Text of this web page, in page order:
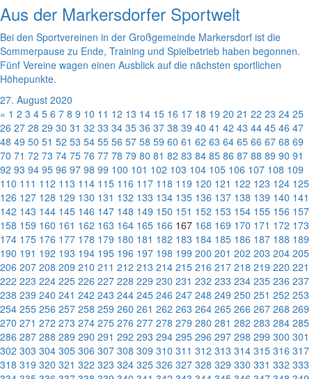
Aus der Markersdorfer Sportwelt
Bei den Sportvereinen in der Großgemeinde Markersdorf ist die
Sommerpause zu Ende, Training und Spielbetrieb haben begonnen.
Fünf Vereine wagen einen Ausblick auf die nächsten sportlichen
Höhepunkte.
27. August 2020
« 1 2 3 4 5 6 7 8 9 10 11 12 13 14 15 16 17 18 19 20 21 22 23 24 25
26 27 28 29 30 31 32 33 34 35 36 37 38 39 40 41 42 43 44 45 46 47
48 49 50 51 52 53 54 55 56 57 58 59 60 61 62 63 64 65 66 67 68 69
70 71 72 73 74 75 76 77 78 79 80 81 82 83 84 85 86 87 88 89 90 91
92 93 94 95 96 97 98 99 100 101 102 103 104 105 106 107 108 109
110 111 112 113 114 115 116 117 118 119 120 121 122 123 124 125
126 127 128 129 130 131 132 133 134 135 136 137 138 139 140 141
142 143 144 145 146 147 148 149 150 151 152 153 154 155 156 157
158 159 160 161 162 163 164 165 166 167 168 169 170 171 172 173
174 175 176 177 178 179 180 181 182 183 184 185 186 187 188 189
190 191 192 193 194 195 196 197 198 199 200 201 202 203 204 205
206 207 208 209 210 211 212 213 214 215 216 217 218 219 220 221
222 223 224 225 226 227 228 229 230 231 232 233 234 235 236 237
238 239 240 241 242 243 244 245 246 247 248 249 250 251 252 253
254 255 256 257 258 259 260 261 262 263 264 265 266 267 268 269
270 271 272 273 274 275 276 277 278 279 280 281 282 283 284 285
286 287 288 289 290 291 292 293 294 295 296 297 298 299 300 301
302 303 304 305 306 307 308 309 310 311 312 313 314 315 316 317
318 319 320 321 322 323 324 325 326 327 328 329 330 331 332 333